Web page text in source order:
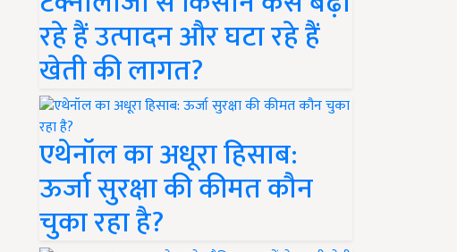
रहे हैं उत्पादन और घटा रहे हैं
खेती की लागत?
एथेनॉल का अधूरा हिसाब:
ऊर्जा सुरक्षा की कीमत कौन
चुका रहा है?